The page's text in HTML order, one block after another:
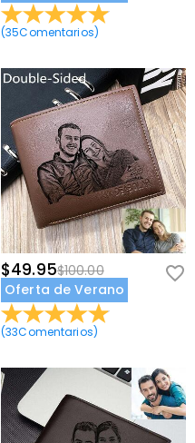
(35Comentarios)
$49.95$100.00
Oferta de Verano
(33Comentarios)